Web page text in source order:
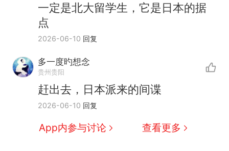
一定是北大留学生，它是日本的据
点
2026-06-10 回复
多一度旳想念
贵州贵阳
赶出去，日本派来的间谍
2026-06-10 回复
App内参与讨论 查看更多
热 十多万人报名的考试，成绩
全部作废，公平么？
全球唯一没有法定首都的国
家，刚改国名，总统就邀请中
国大使骑行绕了几乎整个国境
线一圈，还曾两次到中国寻根
搬家报价570元，搬到楼下交
5060元才肯搬上楼！女子傻眼
了……
视频丨只要一枚命中就能让航